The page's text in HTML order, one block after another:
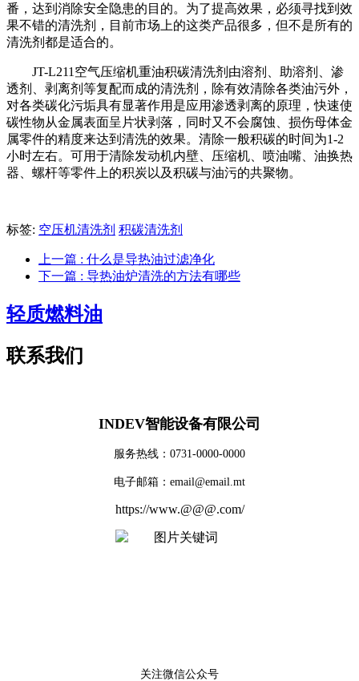
番，达到消除安全隐患的目的。为了提高效果，必须寻找到效
果不错的清洗剂，目前市场上的这类产品很多，但不是所有的
清洗剂都是适合的。
JT-L211空气压缩机重油积碳清洗剂由溶剂、助溶剂、渗
透剂、剥离剂等复配而成的清洗剂，除有效清除各类油污外，
对各类碳化污垢具有显著作用是应用渗透剥离的原理，快速使
碳性物从金属表面呈片状剥落，同时又不会腐蚀、损伤母体金
属零件的精度来达到清洗的效果。清除一般积碳的时间为1-2
小时左右。可用于清除发动机内壁、压缩机、喷油嘴、油换热
器、螺杆等零件上的积炭以及积碳与油污的共聚物。
标签: 空压机清洗剂 积碳清洗剂
上一篇 : 什么是导热油过滤净化
下一篇 : 导热油炉清洗的方法有哪些
轻质燃料油
联系我们
INDEV智能设备有限公司
服务热线：0731-0000-0000
电子邮箱：email@email.mt
https://www.@@@.com/
关注微信公众号